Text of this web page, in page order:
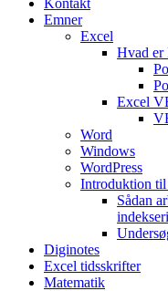
Kontakt
Emner
Excel
Hvad er
Excel
Word
Windows
WordPress
Introduktion til
Sådan
Diginotes
Excel tidsskrifter
Matematik